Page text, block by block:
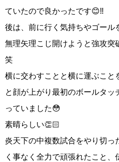
ていたので良かったです😊‼️
後は、前に行く気持ちやゴール
無理矢理こじ開けようと強攻突
笑
横に交わすことと横に運ぶこと
と顔が上がり最初のボールタッ
っていました😳
素晴らしい👏🏻
炎天下の中複数試合をやり切っ
く事なく全力で頑張れたこと、